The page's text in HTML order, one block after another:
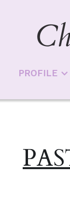
PROFILE
PROFILE